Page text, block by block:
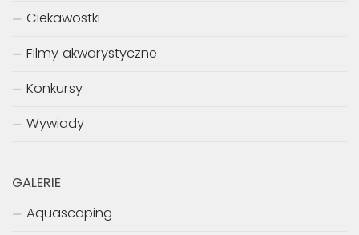
Ciekawostki
Filmy akwarystyczne
Konkursy
Wywiady
GALERIE
Aquascaping